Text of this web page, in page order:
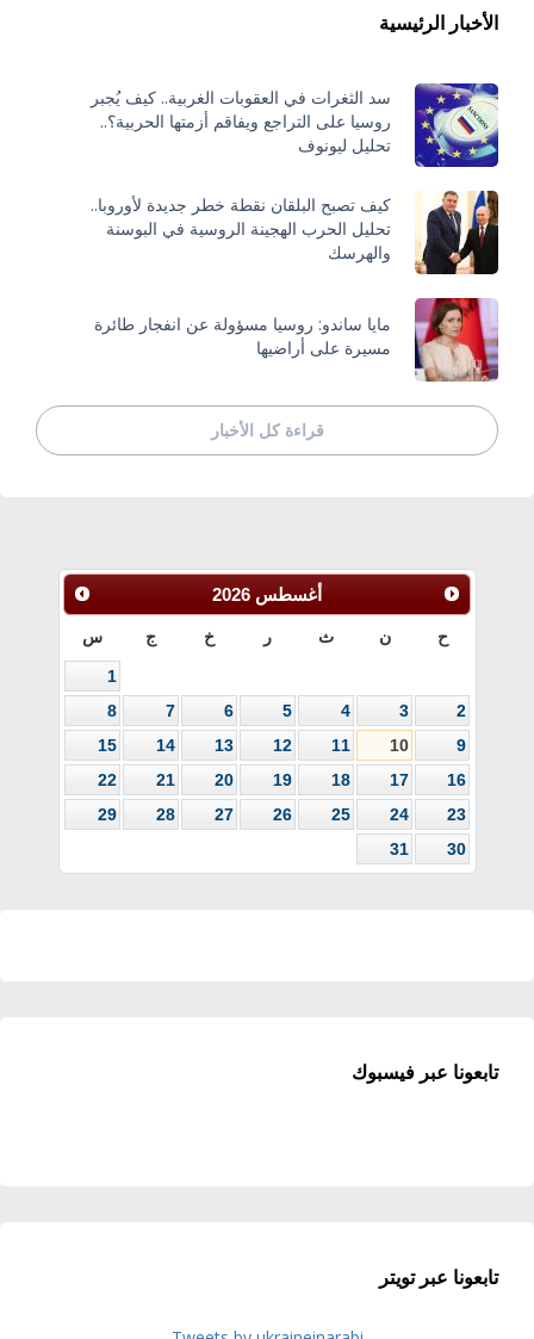
الأخبار الرئيسية
سد الثغرات في العقوبات الغربية.. كيف يُجبر
روسيا على التراجع ويفاقم أزمتها الحربية؟..
تحليل ليونوف
كيف تصبح البلقان نقطة خطر جديدة لأوروبا..
تحليل الحرب الهجينة الروسية في البوسنة
والهرسك
مايا ساندو: روسيا مسؤولة عن انفجار طائرة
مسيرة على أراضيها
قراءة كل الأخبار
أغسطس 2026
ح ن ث ر خ ج س
1
2
3
4
5
6
7
8
9
10
11
12
13
14
15
16
17
18
19
20
21
22
23
24
25
26
27
28
29
30
31
تابعونا عبر فيسبوك
تابعونا عبر تويتر